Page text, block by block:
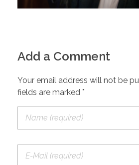
Add a Comment
Your email address will not be
fields are marked *